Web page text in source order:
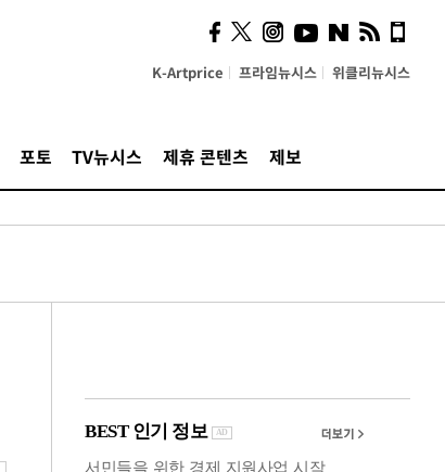
K-Artprice 프라임뉴시스 위클리뉴시스
포토 TV뉴시스 제휴 콘텐츠 제보
카페사장들 "배달플랫폼 상
생안이 더 절실"